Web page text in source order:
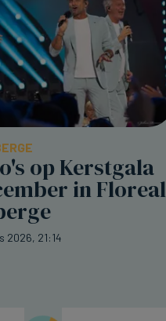
op Kerstgala
in Floreal
2026, 21:14